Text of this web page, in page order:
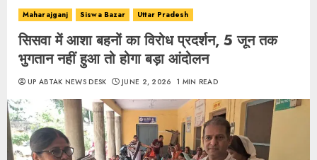
Maharajganj Siswa Bazar Uttar Pradesh
सिसवा में आशा बहनों का विरोध प्रदर्शन, 5 जून तक
भुगतान नहीं हुआ तो होगा बड़ा आंदोलन
UP ABTAK NEWS DESK JUNE 2, 2026 1 MIN READ